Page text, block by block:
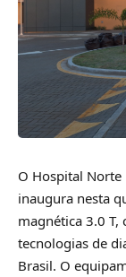
O Hospital Norte
inaugura nesta
magnética 3.0
tecnologias de
Brasil. O